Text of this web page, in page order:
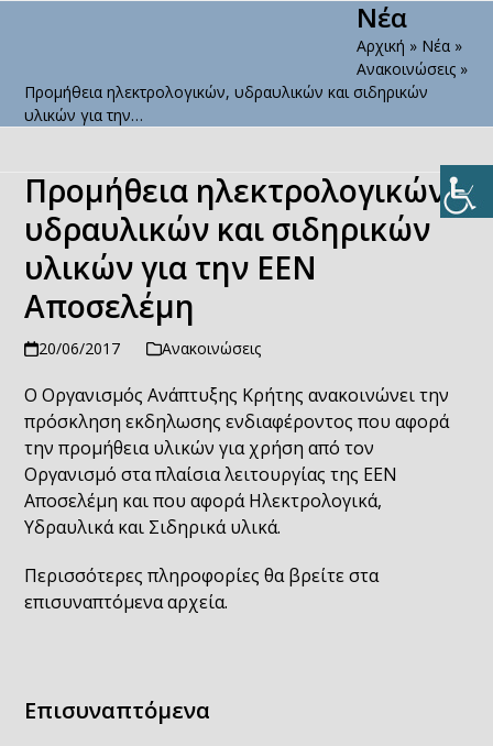
menu
menu
Νέα
Αρχική » Νέα»
Ανακοινώσεις»
Προμήθεια ηλεκτρολογικών, υδραυλικών και σιδηρικών
υλικών για την…
Προμήθεια ηλεκτρολογικών,
υδραυλικών και σιδηρικών
υλικών για την ΕΕΝ
Αποσελέμη
20/06/2017 Ανακοινώσεις
Ο Οργανισμός Ανάπτυξης Κρήτης ανακοινώνει την
πρόσκληση εκδηλωσης ενδιαφέροντος που αφορά
την προμήθεια υλικών για χρήση από τον
Οργανισμό στα πλαίσια λειτουργίας της ΕΕΝ
Αποσελέμη και που αφορά Ηλεκτρολογικά,
Υδραυλικά και Σιδηρικά υλικά.
Περισσότερες πληροφορίες θα βρείτε στα
επισυναπτόμενα αρχεία.
Επισυναπτόμενα